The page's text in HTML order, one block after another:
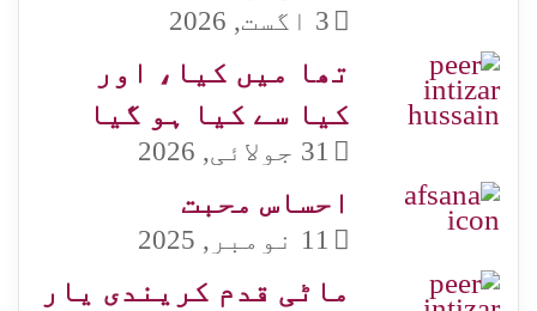
3 اگست, 2026
تھا میں کیا، اور
کیا سے کیا ہو گیا
31 جولائی, 2026
احساس محبت
11 نومبر, 2025
ماٹی قدم کریندی یار